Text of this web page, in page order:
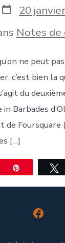
Date
de
publication
20
Notes
ne peut
c’est bien la
du
in Barbades
de
[…]
Open